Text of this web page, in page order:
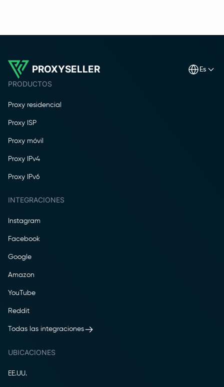
PROXYSELLER es
PRODUCTOS
Proxy residencial
Proxy ISP
Proxy móvil
Proxy IPv4
Proxy IPv6
INTEGRACIONES
Instagram
Facebook
Google
Amazon
YouTube
Reddit
Todas las integraciones
UBICACIONES
EE.UU.